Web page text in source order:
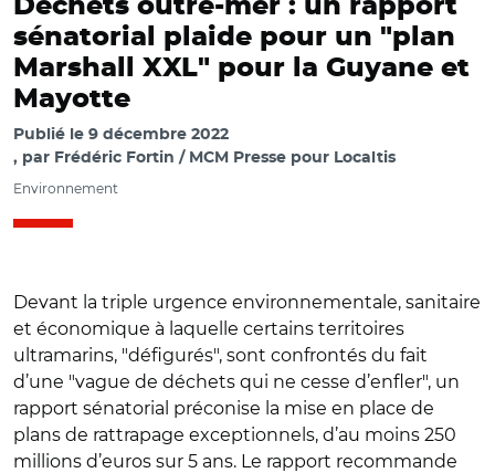
Déchets outre-mer : un rapport
sénatorial plaide pour un "plan
Marshall XXL" pour la Guyane et
Mayotte
Publié le 9 décembre 2022
par Frédéric Fortin / MCM Presse pour Localtis
Environnement
Devant la triple urgence environnementale, sanitaire
et économique à laquelle certains territoires
ultramarins, "défigurés", sont confrontés du fait
d’une "vague de déchets qui ne cesse d’enfler", un
rapport sénatorial préconise la mise en place de
plans de rattrapage exceptionnels, d’au moins 250
millions d’euros sur 5 ans. Le rapport recommande